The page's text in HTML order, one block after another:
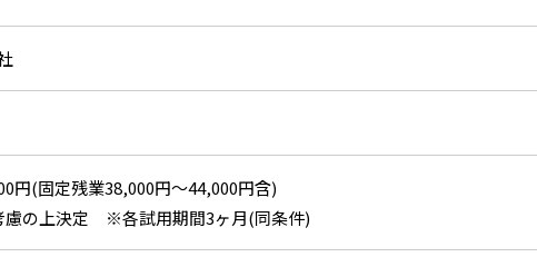
円(固定残業38,000円～44,000円含)
慮の上決定 ※各試用期間3ヶ月(同条件)